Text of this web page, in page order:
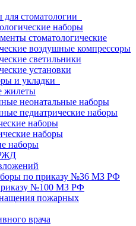
стоматологии
наборы
стоматологические
воздушные компрессоры
светильники
установки
и укладки
жилеты
неонатальные наборы
педиатрические наборы
наборы
наборы
наборы
по приказу №36 МЗ РФ
№100 МЗ РФ
пожарных
врача